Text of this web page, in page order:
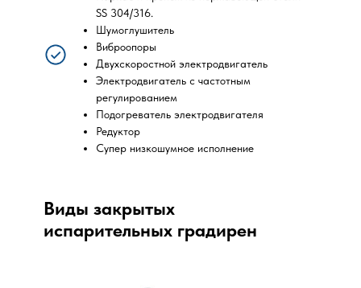
SS 304/316.
Шумоглушитель
Виброопоры
Двухскоростной электродвигатель
Электродвигатель с частотным
регулированием
Подогреватель электродвигателя
Редуктор
Супер низкошумное исполнение
Виды закрытых
испарительных градирен